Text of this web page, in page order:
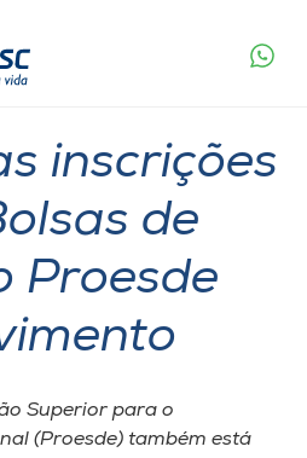
inscrições
de
Proesde
Superior para o
(Proesde) também está